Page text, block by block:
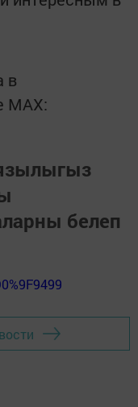
в
MАХ:
белеп